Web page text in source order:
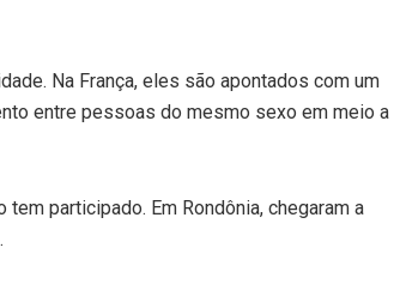
Na França, eles são apontados com um
entre pessoas do mesmo sexo em meio a
participado. Em Rondônia, chegaram a